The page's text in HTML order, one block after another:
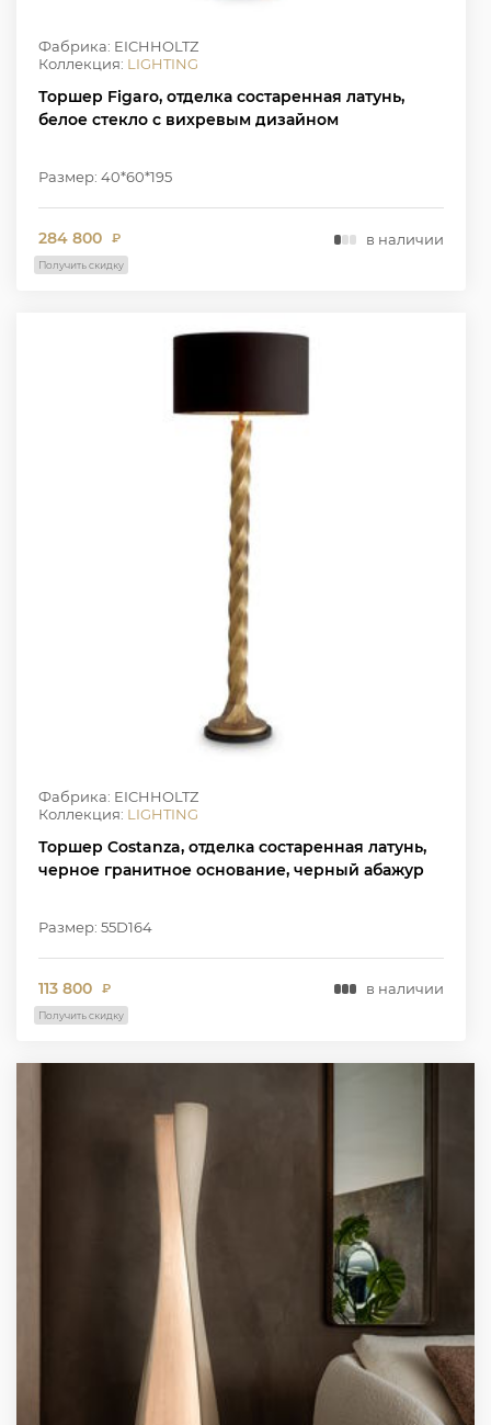
Фабрика: EICHHOLTZ
Коллекция: LIGHTING
Торшер Figaro, отделка состаренная латунь,
белое стекло с вихревым дизайном
Размер: 40*60*195
284 800 ₽ в наличии
Получить скидку
Фабрика: EICHHOLTZ
Коллекция: LIGHTING
Торшер Costanza, отделка состаренная латунь,
черное гранитное основание, черный абажур
Размер: 55D164
113 800 ₽ в наличии
Получить скидку